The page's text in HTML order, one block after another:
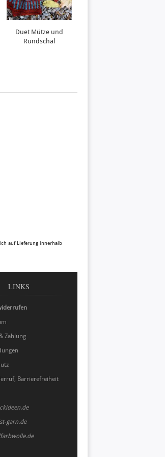
Duet Mütze und
Rundschal
auf Lieferung innerhalb
LINKS
Zahlung
Barrierefreiheit
garn.de